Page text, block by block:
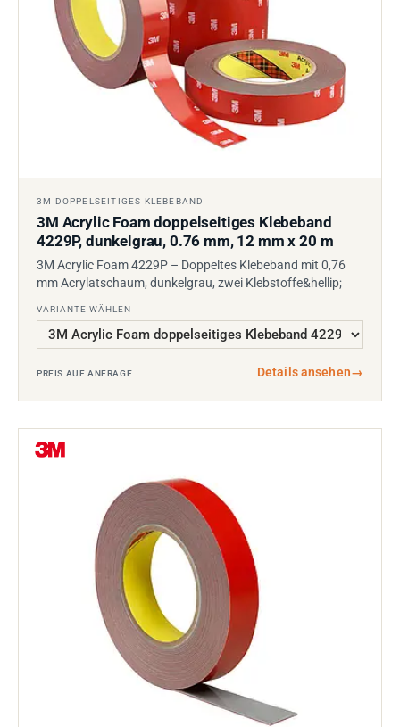
3M DOPPELSEITIGES KLEBEBAND
3M Acrylic Foam doppelseitiges Klebeband
4229P, dunkelgrau, 0.76 mm, 12 mm x 20 m
3M Acrylic Foam 4229P – Doppeltes Klebeband mit 0,76
mm Acrylatschaum, dunkelgrau, zwei Klebstoffe&hellip;
VARIANTE WÄHLEN
PREIS AUF ANFRAGE Details ansehen→